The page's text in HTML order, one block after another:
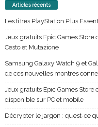
Articles récents
Les titres PlayStation Plus
Jeux gratuits Epic Games Store
Cesto et Mutazione
Samsung Galaxy Watch 9 et
de ces nouvelles montres
Jeux gratuits Epic Games
disponible sur PC et mobile
Décrypter le jargon : qu’est-ce